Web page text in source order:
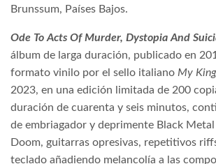
Brunssum, Países Bajos.
Ode To Acts Of Murder, Dystopia And
álbum de larga duración, publicado en
formato vinilo por el sello italiano My
2023, en una edición limitada de 200
duración de cuarenta y seis minutos,
de embriagador y deprimente Black
Doom, guitarras opresivas, repetitivos
teclado añadiendo melancolía a las